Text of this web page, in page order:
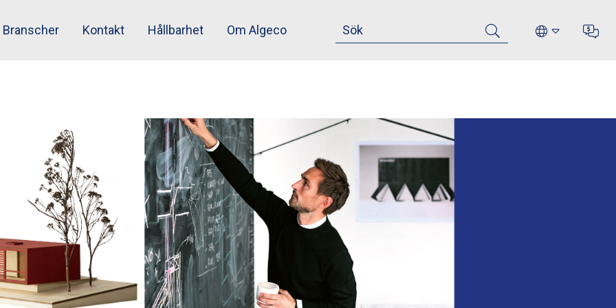
Branscher Kontakt Hållbarhet Om Algeco